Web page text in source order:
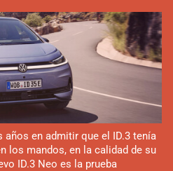
en admitir que el ID.3 tenía
los mandos, en la calidad de su
ID.3 Neo es la prueba